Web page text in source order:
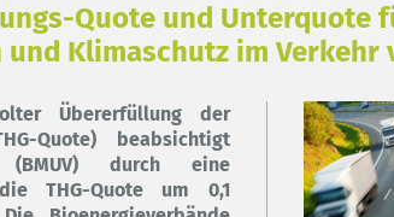
Quote und
Klimaschutz im Verkehr
Übererfüllung der
Quote) beabsichtigt
(BMUV) durch eine
THG-Quote um 0,1